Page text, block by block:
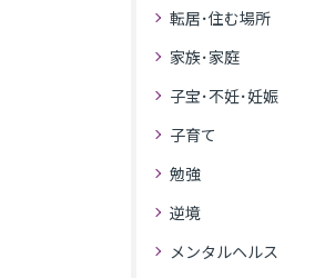
転居･住む場所
家族･家庭
子宝･不妊･妊娠
子育て
勉強
逆境
メンタルヘルス